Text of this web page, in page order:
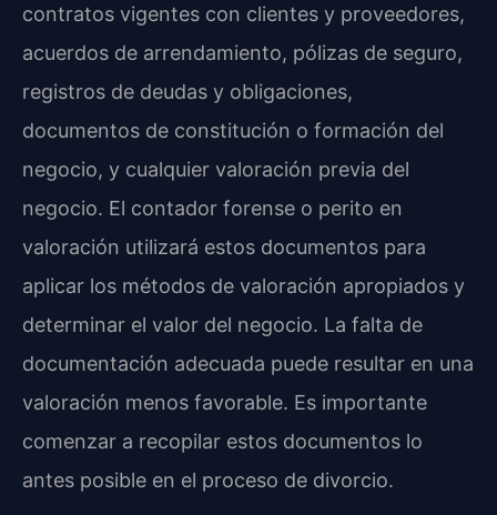
contratos vigentes con clientes y proveedores,
acuerdos de arrendamiento, pólizas de seguro,
registros de deudas y obligaciones,
documentos de constitución o formación del
negocio, y cualquier valoración previa del
negocio. El contador forense o perito en
valoración utilizará estos documentos para
aplicar los métodos de valoración apropiados y
determinar el valor del negocio. La falta de
documentación adecuada puede resultar en una
valoración menos favorable. Es importante
comenzar a recopilar estos documentos lo
antes posible en el proceso de divorcio.